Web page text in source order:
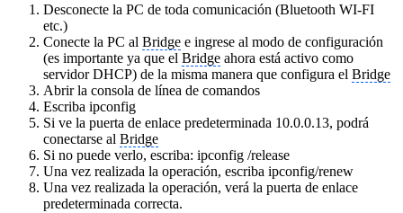
Desconecte la PC de toda comunicación (Bluetooth WI-FI
etc.)
Conecte la PC al Bridge e ingrese al modo de configuración
(es importante ya que el Bridge ahora está activo como
servidor DHCP) de la misma manera que configura el Bridge
Abrir la consola de línea de comandos
Escriba ipconfig
Si ve la puerta de enlace predeterminada 10.0.0.13, podrá
conectarse al Bridge
Si no puede verlo, escriba: ipconfig /release
Una vez realizada la operación, escriba ipconfig/renew
Una vez realizada la operación, verá la puerta de enlace
predeterminada correcta.